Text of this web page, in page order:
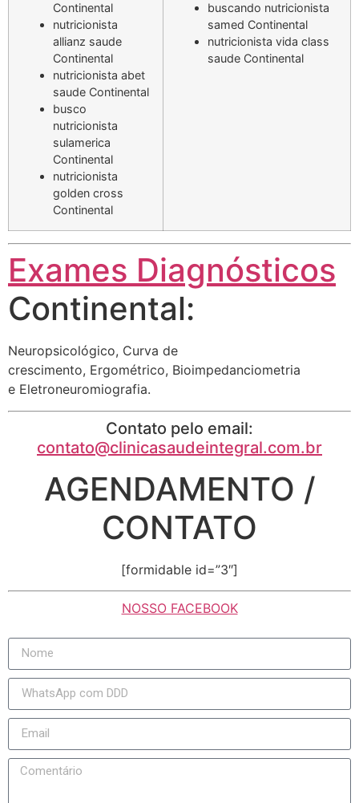
Continental
nutricionista
allianz saude
Continental
nutricionista abet
saude Continental
busco
nutricionista
sulamerica
Continental
nutricionista
golden cross
Continental
buscando nutricionista
samed Continental
nutricionista vida class
saude Continental
Exames Diagnósticos
Continental:
Neuropsicológico, Curva de
crescimento, Ergométrico, Bioimpedanciometria
e Eletroneuromiografia.
Contato pelo email:
contato@clinicasaudeintegral.com.br
AGENDAMENTO /
CONTATO
[formidable id=”3″]
NOSSO FACEBOOK